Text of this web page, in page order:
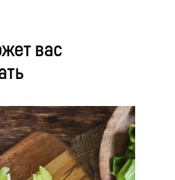
вас